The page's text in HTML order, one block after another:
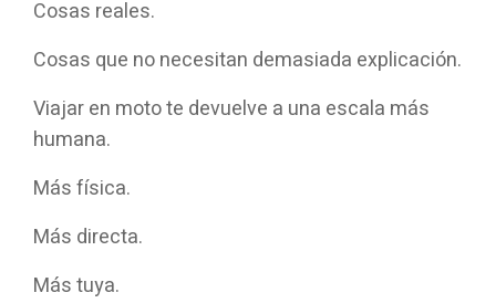
Cosas reales.
Cosas que no necesitan demasiada explicación.
Viajar en moto te devuelve a una escala más
humana.
Más física.
Más directa.
Más tuya.